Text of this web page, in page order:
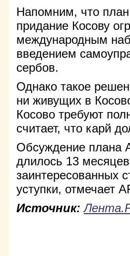
Напомним, что план
придание Косову
международным
введением
сербов.
Однако такое
ни живущих в
Косово требуют
считает, что карй
Обсуждение плана
длилось 13
заинтересованных
уступки, отмечает
Источник: